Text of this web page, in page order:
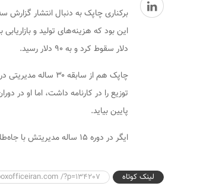
دلار سقوط کرد و به ۹۰ دلار رسید.
چاپک هم از سابقه
توزیع را در کارنامه داشت، اما او
پایین بیاید.
ایگر در دوره ۱۵ ساله مدیریتش با جاه‌طلبی‌های بزرگ این کمپانی را دگرگون کرده بود.
لینک کوتاه
/?p=134207